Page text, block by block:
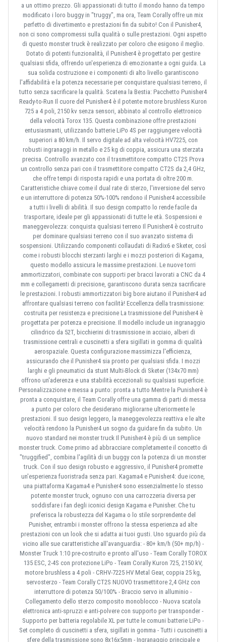
a un ottimo prezzo. Gli appassionati di tutto il mondo hanno da tempo
modificato i loro buggy in "truggy", ma ora, Team Corally offre un mix
perfetto di divertimento e prestazioni fin da subito! Con il Punisher4,
non ci sono compromessi sulla qualità o sulle prestazioni. Ogni aspetto
di questo monster truck è realizzato per coloro che esigono il meglio.
Dotato di potenti funzionalità, il Punisher4 è progettato per gestire
qualsiasi sfida, offrendo un'esperienza di emozionante a ogni guida. La
sua solida costruzione e i componenti di alto livello garantiscono
l'affidabilità e la potenza necessarie per conquistare qualsiasi terreno, il
tutto senza sacrificare la qualità. Scatena la Bestia: Pacchetto Punisher4
Ready-to-Run Il cuore del Punisher4 è il potente motore brushless Kuron
725 a 4 poli, 2150 kv senza sensori, abbinato al controllo elettronico
della velocità Torox 135. Questa combinazione offre prestazioni
entusiasmanti, utilizzando batterie LiPo 4S per raggiungere velocità
superiori a 80 km/h. Il servo digitale ad alta velocità HV7225, con
robusti ingranaggi in metallo e 25 kg di coppia, assicura una sterzata
precisa. Controllo avanzato con il trasmettitore compatto CT2S Prova
un controllo senza pari con il trasmettitore compatto CT2S da 2,4 GHz,
che offre tempi di risposta rapidi e una portata di oltre 200 m.
Caratteristiche chiave come il dual rate di sterzo, l'inversione del servo
e un interruttore di potenza 50%-100% rendono il Punisher4 accessibile
a tutti i livelli di abilità. Il suo design compatto lo rende facile da
trasportare, ideale per gli appassionati di tutte le età. Sospensioni e
maneggevolezza: conquista qualsiasi terreno Il Punisher4 è costruito
per dominare qualsiasi terreno con il suo avanzato sistema di
sospensioni. Utilizzando componenti collaudati di Radix6 e Sketer, così
come i robusti blocchi sterzanti larghi e i mozzi posteriori di Kagama,
questo modello assicura le massime prestazioni. Le nuove torri
ammortizzatori, combinate con supporti per bracci lavorati a CNC da 4
mm e collegamenti di precisione, garantiscono durata senza sacrificare
le prestazioni. I robusti ammortizzatori big bore aiutano il Punisher4 ad
affrontare qualsiasi terreno con facilità! Eccellenza della trasmissione:
costruita per resistenza e precisione La trasmissione del Punisher4 è
progettata per potenza e precisione. Il modello include un ingranaggio
cilindrico da 52T, bicchierini di trasmissione in acciaio, alberi di
trasmissione centrali e cuscinetti a sfera sigillati in gomma di qualità
aerospaziale. Questa configurazione massimizza l'efficienza,
assicurando che il Punisher4 sia pronto per qualsiasi sfida. I mozzi
larghi e gli pneumatici da stunt Multi-Block di Sketer (134x70 mm)
offrono un'aderenza e una stabilità eccezionali su qualsiasi superficie.
Personalizzazione e messa a punto: pronta a tutto Mentre la Punisher4 è
pronta a conquistare, il Team Corally offre una gamma di parti di messa
a punto per coloro che desiderano migliorarne ulteriormente le
prestazioni. Il suo design leggero, la maneggevolezza reattiva e le alte
velocità rendono la Punisher4 un sogno da guidare fin da subito. Un
nuovo standard nei monster truck Il Punisher4 è più di un semplice
monster truck. Come primo ad abbracciare completamente il concetto di
"truggified", combina l'agilità di un buggy con la potenza di un monster
truck. Con il suo design robusto e aggressivo, il Punisher4 promette
un'esperienza fuoristrada senza pari. Kagama4 e Punisher4: due icone,
una piattaforma Kagama4 e Punisher4 sono essenzialmente lo stesso
potente monster truck, ognuno con una carrozzeria diversa per
soddisfare i fan degli iconici design Kagama e Punisher. Che tu
preferisca la robustezza del Kagama o lo stile sorprendente del
Punisher, entrambi i monster offrono la stessa esperienza ad alte
prestazioni con un look che si adatta ai tuoi gusti. Uno sguardo più da
vicino alle sue caratteristiche all'avanguardia: - 80+ km/h (50+ mp/h) -
Monster Truck 1:10 pre-costruito e pronto all'uso - Team Corally TOROX
135 ESC, 2-4S con protezione LiPo - Team Corally Kuron 725, 2150 kV,
motore brushless a 4 poli - CRHV-7225 HV Metal Gear, coppia 25 kg,
servosterzo - Team Corally CT2S NUOVO trasmettitore 2,4 GHz con
interruttore di potenza 50/100% - Braccio servo in alluminio -
Collegamento dello sterzo composito monoblocco - Nuova scatola
elettronica anti-spruzzi e anti-polvere con supporto per transponder -
Supporto per batteria regolabile XL per tutte le comuni batterie LiPo -
Set completo di cuscinetti a sfera, sigillati in gomma - Tutti i cuscinetti a
sfere della trasmissione sono 8x16x5mm - Ingranaggio principale e